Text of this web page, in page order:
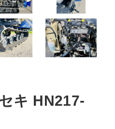
キ HN217-